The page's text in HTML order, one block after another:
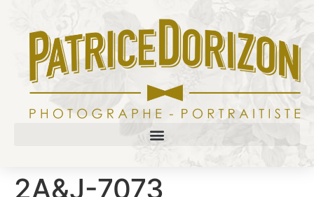
2A&J-7073